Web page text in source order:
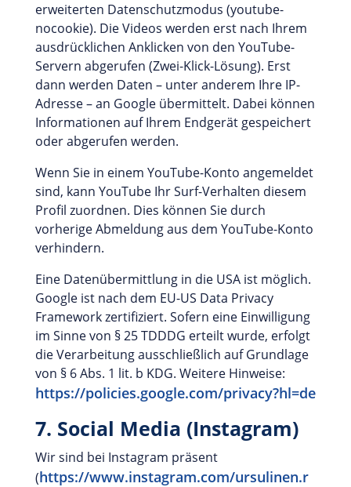
erweiterten Datenschutzmodus (youtube-
nocookie). Die Videos werden erst nach Ihrem
ausdrücklichen Anklicken von den YouTube-
Servern abgerufen (Zwei-Klick-Lösung). Erst
dann werden Daten – unter anderem Ihre IP-
Adresse – an Google übermittelt. Dabei können
Informationen auf Ihrem Endgerät gespeichert
oder abgerufen werden.
Wenn Sie in einem YouTube-Konto angemeldet
sind, kann YouTube Ihr Surf-Verhalten diesem
Profil zuordnen. Dies können Sie durch
vorherige Abmeldung aus dem YouTube-Konto
verhindern.
Eine Datenübermittlung in die USA ist möglich.
Google ist nach dem EU-US Data Privacy
Framework zertifiziert. Sofern eine Einwilligung
im Sinne von § 25 TDDDG erteilt wurde, erfolgt
die Verarbeitung ausschließlich auf Grundlage
von § 6 Abs. 1 lit. b KDG. Weitere Hinweise:
https://policies.google.com/privacy?hl=de
7. Social Media (Instagram)
Wir sind bei Instagram präsent
(https://www.instagram.com/ursulinen.r